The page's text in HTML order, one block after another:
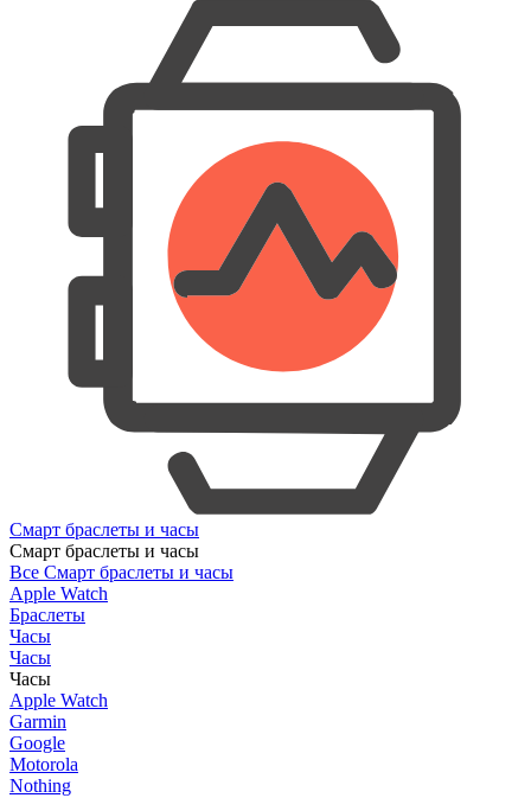
Смарт браслеты и часы
Смарт браслеты и часы
Все Смарт браслеты и часы
Apple Watch
Браслеты
Часы
Часы
Часы
Apple Watch
Garmin
Google
Motorola
Nothing